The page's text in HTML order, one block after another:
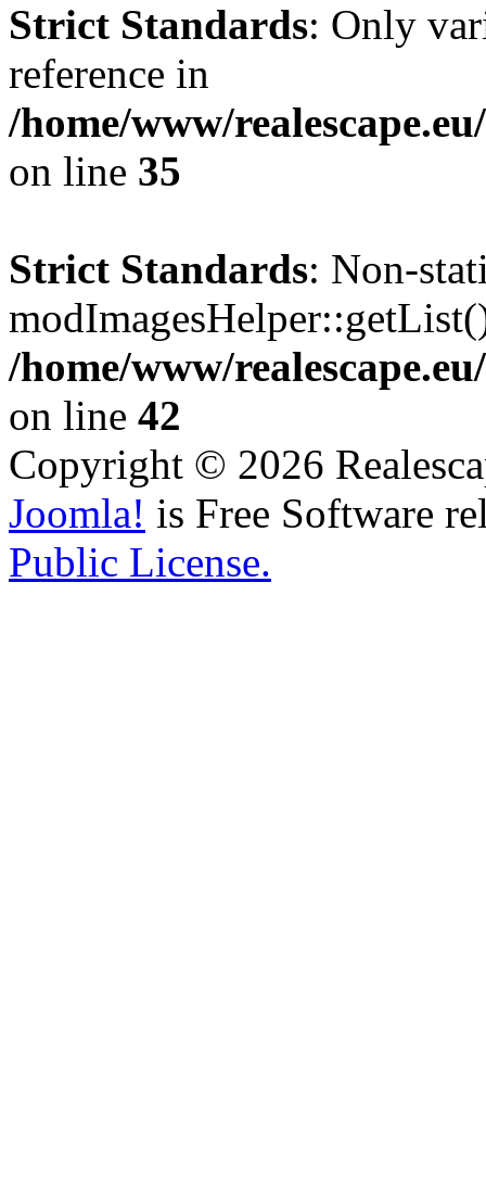
Strict Standards: Only
reference in
/home/www/
on line 35
Strict Standards: Non-
/home/www/
on line 42
Copyright © 2026
Joomla! is Free Software
Public License.